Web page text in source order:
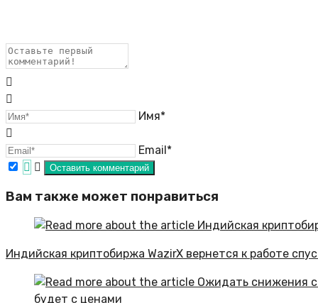
Имя*
Email*
Вам также может понравиться
Индийская криптобиржа WazirX вернется к работе